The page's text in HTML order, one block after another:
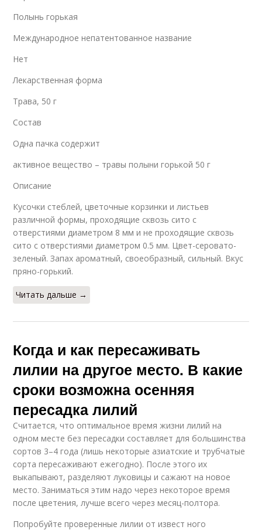
Полынь горькая
Международное непатентованное название
Нет
Лекарственная форма
Трава, 50 г
Состав
Одна пачка содержит
активное вещество – травы полыни горькой 50 г
Описание
Кусочки стеблей, цветочные корзинки и листьев
различной формы, проходящие сквозь сито с
отверстиями диаметром 8 мм и не проходящие сквозь
сито с отверстиями диаметром 0.5 мм. Цвет-серовато-
зеленый. Запах ароматный, своеобразный, сильный. Вкус
пряно-горький.
Читать дальше →
Когда и как пересаживать
лилии на другое место. В какие
сроки возможна осенняя
пересадка лилий
Считается, что оптимальное время жизни лилий на
одном месте без пересадки составляет для большинства
сортов 3–4 года (лишь некоторые азиатские и трубчатые
сорта пересаживают ежегодно). После этого их
выкапывают, разделяют луковицы и сажают на новое
место. Заниматься этим надо через некоторое время
после цветения, лучше всего через месяц-полтора.
Попробуйте проверенные лилии от извест ного